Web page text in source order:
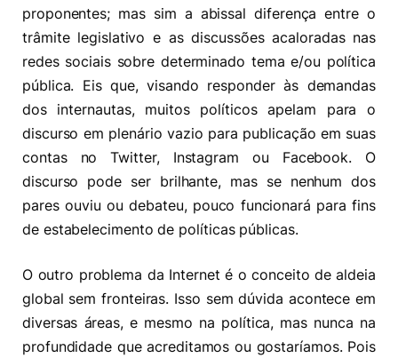
proponentes; mas sim a abissal diferença entre o
trâmite legislativo e as discussões acaloradas nas
redes sociais sobre determinado tema e/ou política
pública. Eis que, visando responder às demandas
dos internautas, muitos políticos apelam para o
discurso em plenário vazio para publicação em suas
contas no Twitter, Instagram ou Facebook. O
discurso pode ser brilhante, mas se nenhum dos
pares ouviu ou debateu, pouco funcionará para fins
de estabelecimento de políticas públicas.
O outro problema da Internet é o conceito de aldeia
global sem fronteiras. Isso sem dúvida acontece em
diversas áreas, e mesmo na política, mas nunca na
profundidade que acreditamos ou gostaríamos. Pois